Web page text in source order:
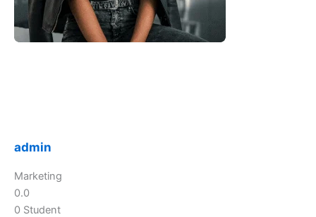
admin
Marketing
0.0
0 Student